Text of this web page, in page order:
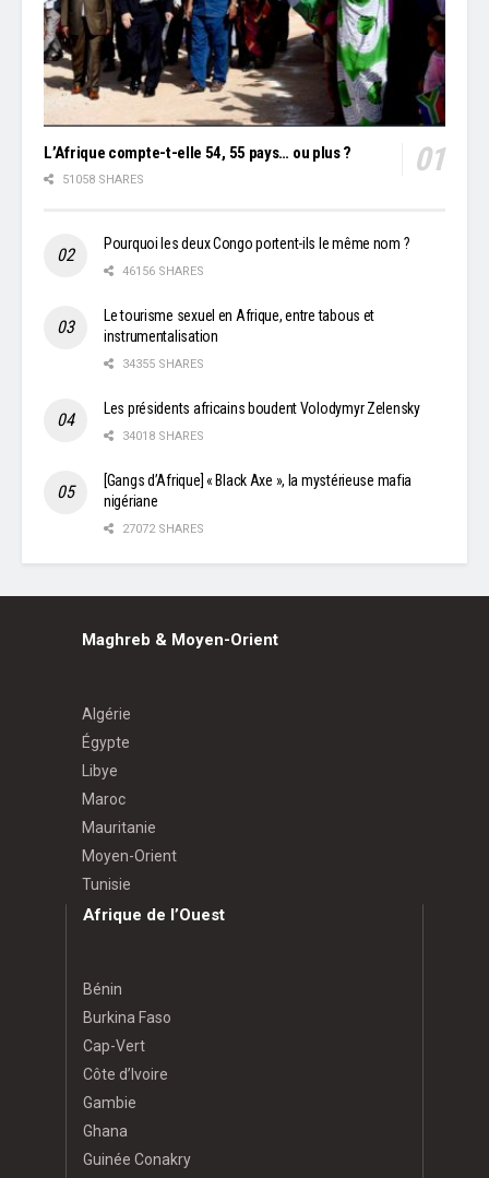
L’Afrique compte-t-elle 54, 55 pays… ou plus ?
51058 SHARES
Pourquoi les deux Congo portent-ils le même nom ?
46156 SHARES
Le tourisme sexuel en Afrique, entre tabous et
instrumentalisation
34355 SHARES
Les présidents africains boudent Volodymyr Zelensky
34018 SHARES
[Gangs d’Afrique] « Black Axe », la mystérieuse mafia
nigériane
27072 SHARES
Maghreb & Moyen-Orient
Algérie
Égypte
Libye
Maroc
Mauritanie
Moyen-Orient
Tunisie
Afrique de l’Ouest
Bénin
Burkina Faso
Cap-Vert
Côte d’Ivoire
Gambie
Ghana
Guinée Conakry